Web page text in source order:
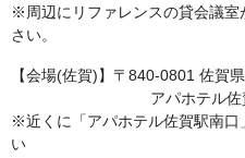
※周辺にリファレンスの貸会議
さい。
【会場(佐賀)】〒840-0801 佐賀
アパホテル佐賀駅
※近くに「アパホテル佐賀駅南口
い